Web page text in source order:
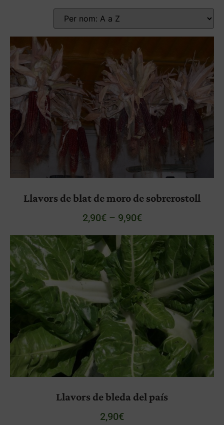
Llavors de blat de moro de sobrerostoll
2,90€ – 9,90€
Llavors de bleda del país
2,90€